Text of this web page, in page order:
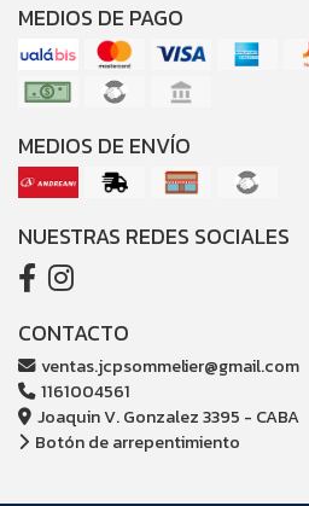
MEDIOS DE PAGO
MEDIOS DE ENVÍO
NUESTRAS REDES SOCIALES
CONTACTO
ventas.jcpsommelier@gmail.com
1161004561
Joaquin V. Gonzalez 3395 - CABA
Botón de arrepentimiento